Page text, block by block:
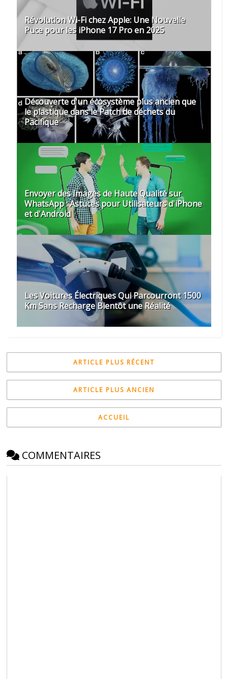
Révolution Wi-Fi chez Apple: Une Nouvelle
Puce pour les iPhone 17 Pro en 2025
Découverte d'un écosystème plus ancien que
le plastique dans le Patch de déchets du
Pacifique
Envoyer des Images de Haute Qualité sur
WhatsApp : Astuces pour Utilisateurs d'iPhone
et d'Android
Les Voitures Électriques Qui Parcourront 1500
Km Sans Recharge Bientôt une Réalité
ARTICLE PLUS RÉCENT
ARTICLE PLUS ANCIEN
ACCUEIL
COMMENTAIRES